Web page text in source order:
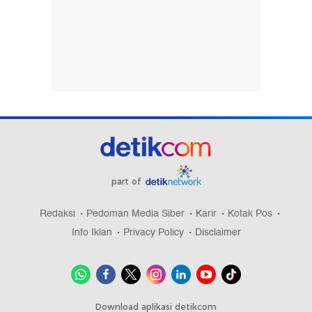
part of
Redaksi Pedoman Media Siber Karir
Kotak Pos
Info Iklan
Privacy Policy Disclaimer
Download aplikasi detikcom